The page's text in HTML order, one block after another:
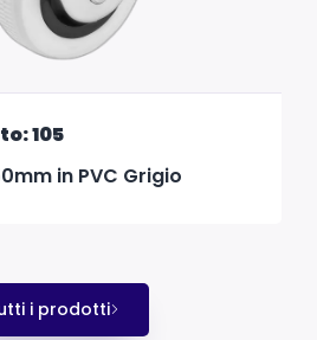
105
in PVC Grigio
i prodotti